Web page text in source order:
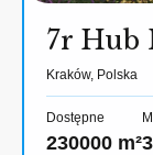
7r Hub
Kraków, Polska
Dostępne
230000 m²